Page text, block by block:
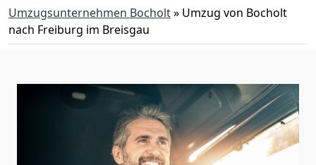
Umzugsunternehmen Bocholt» Umzug von Bocholt
nach Freiburg im Breisgau